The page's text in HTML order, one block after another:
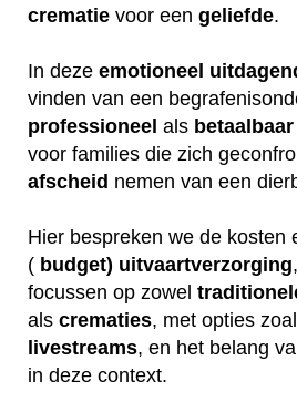
crematie voor een geliefde.
In deze emotioneel
vinden van een
professioneel als betaalbaar
voor families die zich
afscheid nemen van een
Hier bespreken we de kosten
( budget) uitvaartverzorging
focussen op zowel
als crematies, met opties
livestreams, en het belang
in deze context.